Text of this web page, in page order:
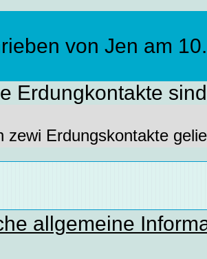
von Jen am
Erdungkontakte
zewi Erdungskontakte
allgemeine